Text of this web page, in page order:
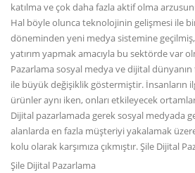
katılma ve çok daha fazla aktif olma
Hal böyle olunca teknolojinin gelişmesi ile
döneminden yeni medya sistemine
yatırım yapmak amacıyla bu sektörde var
Pazarlama sosyal medya ve dijital
ile büyük değişiklik göstermiştir. İnsanların
ürünler aynı iken, onları etkileyecek
Dijital pazarlamada gerek sosyal medyada
alanlarda en fazla müşteriyi yakalamak
kolu olarak karşımıza çıkmıştır. Şile Dijital
Şile Dijital Pazarlama